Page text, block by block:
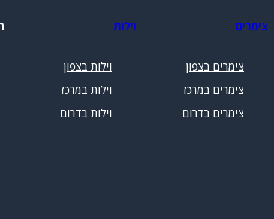
צימרים
צימרים בצפון
צימרים במרכז
צימרים בדרום
וילות
וילות בצפון
וילות במרכז
וילות בדרום